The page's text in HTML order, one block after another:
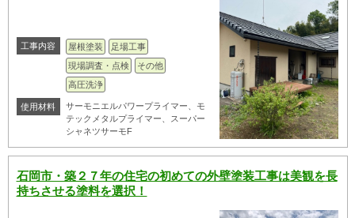
工事内容 屋根塗装
足場工事
現場調査・点検
その他
高圧洗浄
使用材料
サーモニエルパワープライマー、モ
テックメタルプライマー、スーパー
シャネツサーモF
石岡市・築２７年の住宅の初めての外壁塗装工事は美観を長
持ちさせる塗料を選択！